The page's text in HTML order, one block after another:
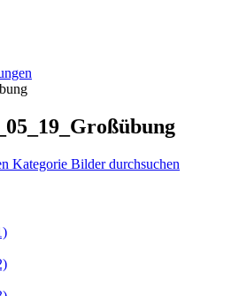
Kategorie Bilder durchsuchen